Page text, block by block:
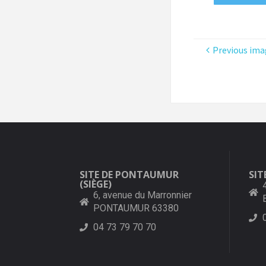
Previous
SITE DE PONTAUMUR
(SIÈGE)
6, avenue du Marronnier
PONTAUMUR 63380
04 73 79 70 70